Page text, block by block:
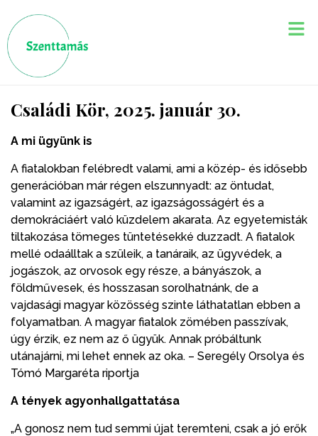
Családi Kör, 2025. január 30.
A mi ügyünk is
A fiatalokban felébredt valami, ami a közép- és idősebb
generációban már régen elszunnyadt: az öntudat,
valamint az igazságért, az igazságosságért és a
demokráciáért való küzdelem akarata. Az egyetemisták
tiltakozása tömeges tüntetésekké duzzadt. A fiatalok
mellé odaálltak a szüleik, a tanáraik, az ügyvédek, a
jogászok, az orvosok egy része, a bányászok, a
földművesek, és hosszasan sorolhatnánk, de a
vajdasági magyar közösség szinte láthatatlan ebben a
folyamatban. A magyar fiatalok zömében passzívak,
úgy érzik, ez nem az ő ügyük. Annak próbáltunk
utánajárni, mi lehet ennek az oka. – Seregély Orsolya és
Tómó Margaréta riportja
A tények agyonhallgattatása
„A gonosz nem tud semmi újat teremteni, csak a jó erők